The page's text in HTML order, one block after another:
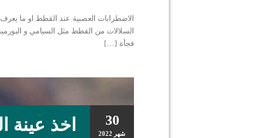
الاضطرابات العصبية عند القطط او ما
فجأة […]
30
شهر 2022
اخذ عينة